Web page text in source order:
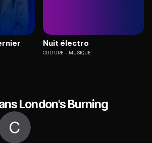
Nuit électro
CULTURE MUSIQUE
London's Burning